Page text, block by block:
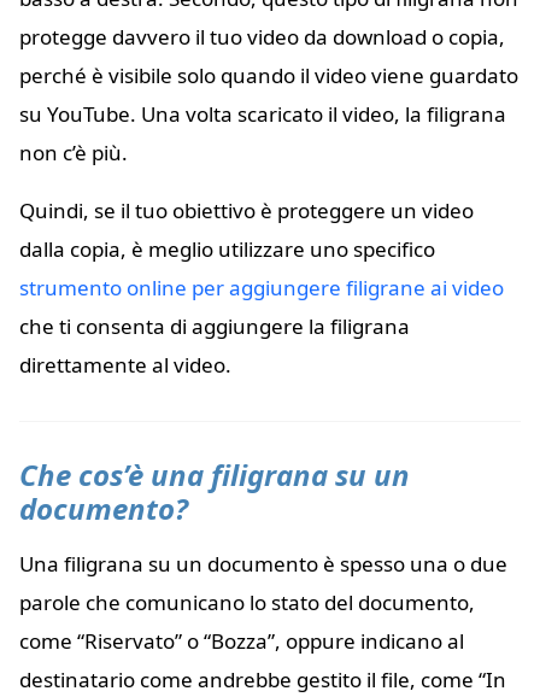
protegge davvero il tuo video da download o copia,
perché è visibile solo quando il video viene guardato
su YouTube. Una volta scaricato il video, la filigrana
non c’è più.
Quindi, se il tuo obiettivo è proteggere un video
dalla copia, è meglio utilizzare uno specifico
strumento online per aggiungere filigrane ai video
che ti consenta di aggiungere la filigrana
direttamente al video.
Che cos’è una filigrana su un
documento?
Una filigrana su un documento è spesso una o due
parole che comunicano lo stato del documento,
come “Riservato” o “Bozza”, oppure indicano al
destinatario come andrebbe gestito il file, come “In